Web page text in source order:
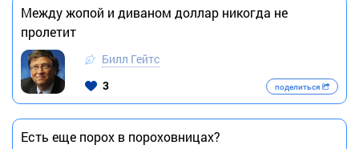
Между жопой и диваном доллар никогда не
пролетит
Билл Гейтс
3
поделиться
Есть еще порох в пороховницах?